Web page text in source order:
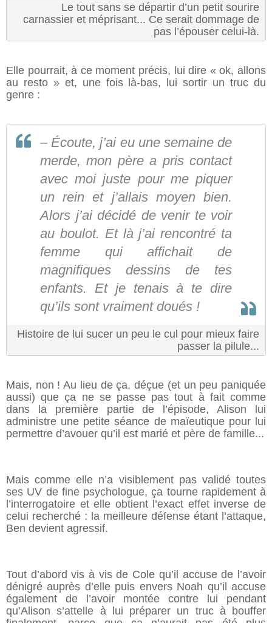
Le tout sans se départir d’un petit sourire
carnassier et méprisant... Ce serait dommage de
pas l’épouser celui-là.
Elle pourrait, à ce moment précis, lui dire « ok, allons
au resto » et, une fois là-bas, lui sortir un truc du
genre :
– Écoute, j’ai eu une semaine de
merde, mon père a pris contact
avec moi juste pour me piquer
un rein et j’allais moyen bien.
Alors j’ai décidé de venir te voir
au boulot. Et là j’ai rencontré ta
femme qui affichait de
magnifiques dessins de tes
enfants. Et je tenais à te dire
qu’ils sont vraiment doués !
Histoire de lui sucer un peu le cul pour mieux faire
passer la pilule...
Mais, non ! Au lieu de ça, déçue (et un peu paniquée
aussi) que ça ne se passe pas tout à fait comme
dans la première partie de l’épisode, Alison lui
administre une petite séance de maïeutique pour lui
permettre d’avouer qu’il est marié et père de famille...
Mais comme elle n’a visiblement pas validé toutes
ses UV de fine psychologue, ça tourne rapidement à
l’interrogatoire et elle obtient l’exact effet inverse de
celui recherché : la meilleure défense étant l’attaque,
Ben devient agressif.
Tout d’abord vis à vis de Cole qu’il accuse de l’avoir
dénigré auprès d’elle puis envers Noah qu’il accuse
également de l’avoir montée contre lui pendant
qu’Alison s’attelle à lui préparer un truc à bouffer